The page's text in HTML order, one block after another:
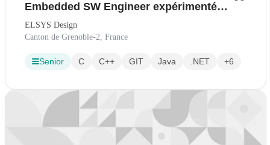
Embedded SW Engineer expérimenté
F/M
ELSYS Design
Canton de Grenoble-2, France
Senior C C++ GIT Java .NET +6